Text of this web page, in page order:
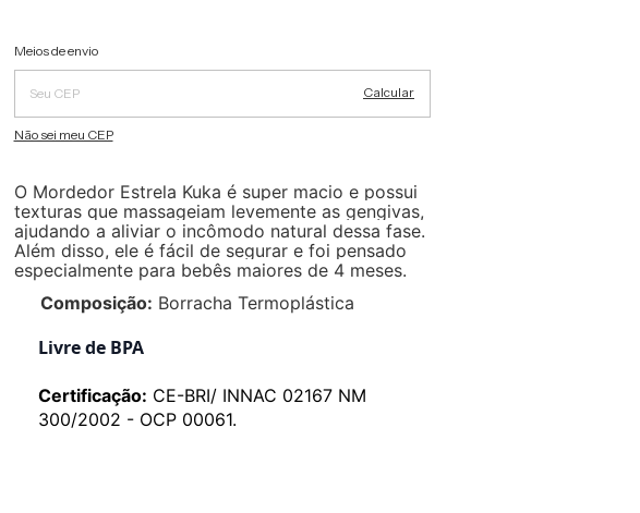
Entregas para o CEP:
Meios de envio
Calcular
Não sei meu CEP
O Mordedor Estrela Kuka é super macio e possui
texturas que massageiam levemente as gengivas,
ajudando a aliviar o incômodo natural dessa fase.
Além disso, ele é fácil de segurar e foi pensado
especialmente para bebês maiores de 4 meses.
Composição: Borracha Termoplástica
Livre de BPA
Certificação: CE-BRI/ INNAC 02167 NM
300/2002 - OCP 00061.